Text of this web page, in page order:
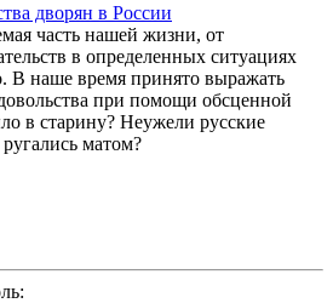
дворян в России
часть нашей жизни, от
в определенных ситуациях
В наше время принято выражать
при помощи обсценной
в старину? Неужели русские
матом?